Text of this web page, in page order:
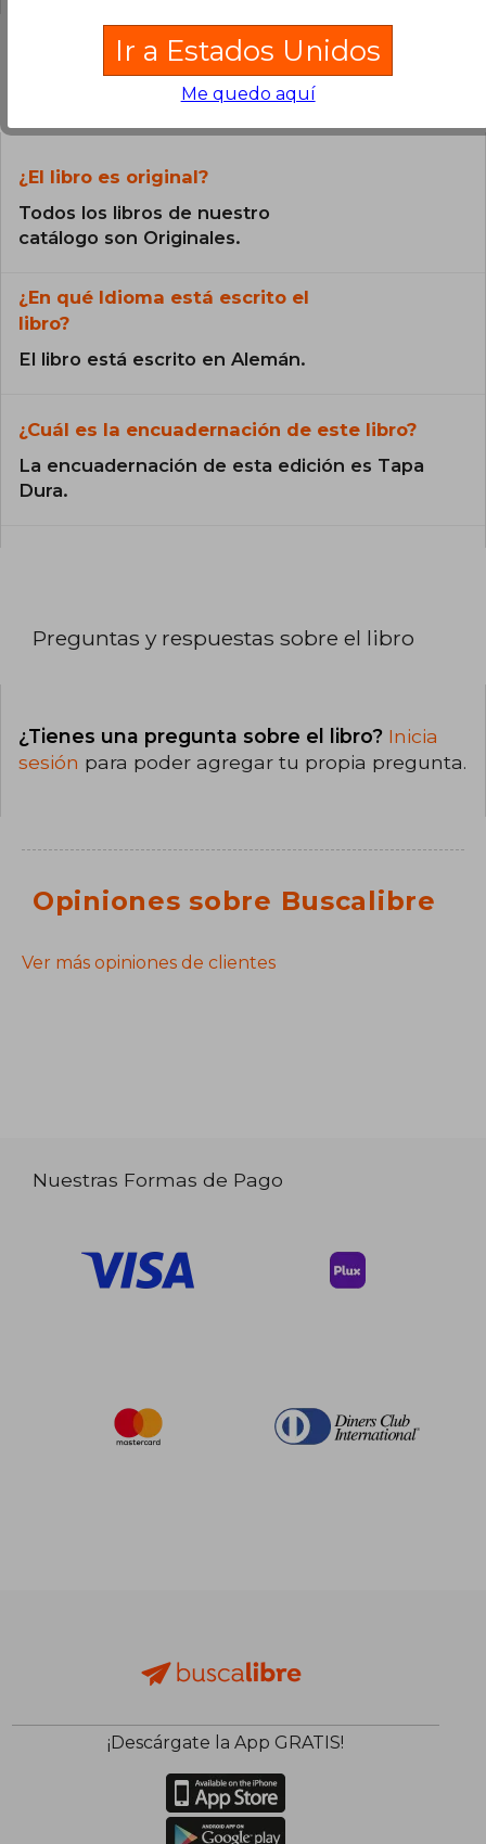
Preguntas frecuentes sobre el libro
¿El libro es original?
Todos los libros de nuestro
catálogo son Originales.
¿En qué Idioma está escrito el
libro?
El libro está escrito en Alemán.
¿Cuál es la encuadernación de este libro?
La encuadernación de esta edición es Tapa
Dura.
Preguntas y respuestas sobre el libro
¿Tienes una pregunta sobre el libro? Inicia
sesión para poder agregar tu propia pregunta.
Opiniones sobre Buscalibre
Ver más opiniones de clientes
Nuestras Formas de Pago
¡Descárgate la App GRATIS!
Ir a Estados Unidos
Me quedo aquí